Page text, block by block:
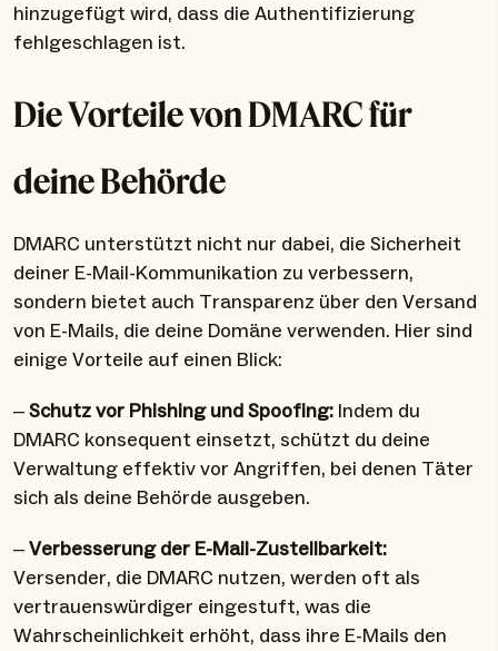
hinzugefügt wird, dass die Authentifizierung
fehlgeschlagen ist.
Die Vorteile von DMARC für
deine Behörde
DMARC unterstützt nicht nur dabei, die Sicherheit
deiner E-Mail-Kommunikation zu verbessern,
sondern bietet auch Transparenz über den Versand
von E-Mails, die deine Domäne verwenden. Hier sind
einige Vorteile auf einen Blick:
–Schutz vor Phishing und Spoofing: Indem du
DMARC konsequent einsetzt, schützt du deine
Verwaltung effektiv vor Angriffen, bei denen Täter
sich als deine Behörde ausgeben.
–Verbesserung der E-Mail-Zustellbarkeit:
Versender, die DMARC nutzen, werden oft als
vertrauenswürdiger eingestuft, was die
Wahrscheinlichkeit erhöht, dass ihre E-Mails den